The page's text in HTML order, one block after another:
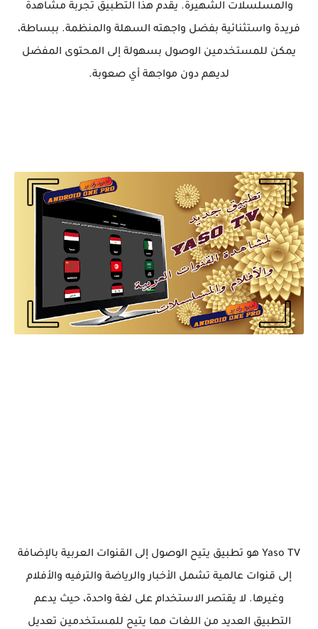
والمسلسلات الشهيرة. يقدم هذا التطبيق تجربة مشاهدة
فريدة واستثنائية بفضل واجهته السهلة والمنظمة. ببساطة،
يمكن للمستخدمين الوصول بسهولة إلى المحتوى المفضل
لديهم دون مواجهة أي صعوبة.
Yaso TV هو تطبيق يتيح الوصول إلى القنوات العربية بالإضافة
إلى قنوات عالمية تشمل الأخبار والرياضة والترفيه والأفلام
وغيرها. لا يقتصر الاستخدام على لغة واحدة، حيث يدعم
التطبيق العديد من اللغات مما يتيح للمستخدمين تعديل